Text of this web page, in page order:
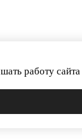
работу сайта
первым о